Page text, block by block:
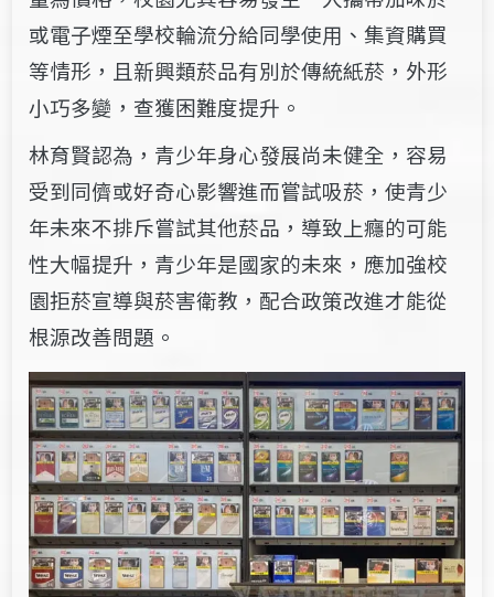
或電子煙至學校輪流分給同學使用、集資購買
等情形，且新興類菸品有別於傳統紙菸，外形
小巧多變，查獲困難度提升。
林育賢認為，青少年身心發展尚未健全，容易
受到同儕或好奇心影響進而嘗試吸菸，使青少
年未來不排斥嘗試其他菸品，導致上癮的可能
性大幅提升，青少年是國家的未來，應加強校
園拒菸宣導與菸害衛教，配合政策改進才能從
根源改善問題。